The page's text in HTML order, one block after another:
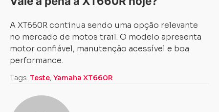
A XT660R continua sendo uma opção relevante
no mercado de motos trail. O modelo apresenta
motor confiável, manutenção acessível e boa
performance.
Tags: Teste, Yamaha XT660R